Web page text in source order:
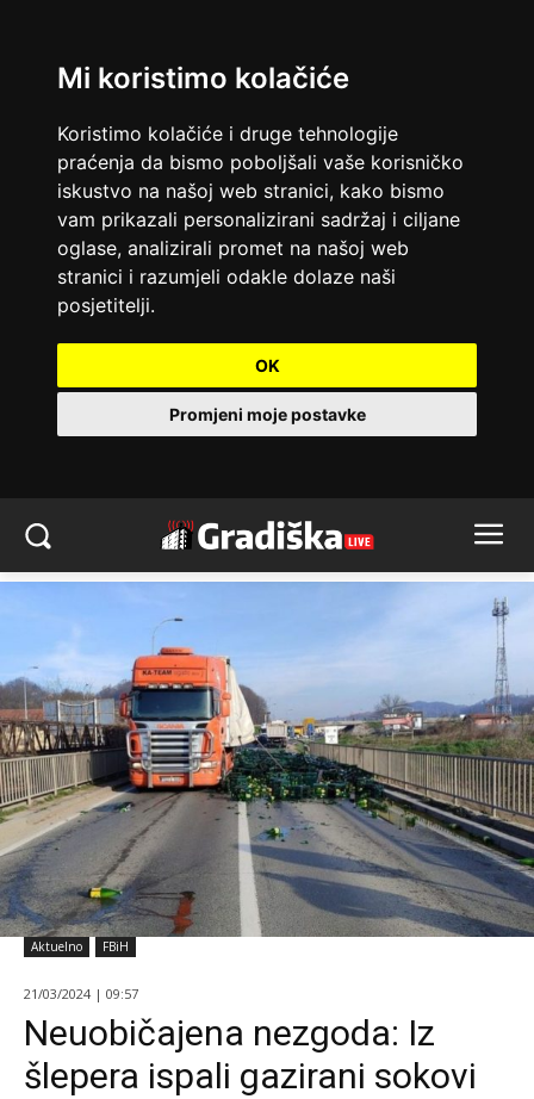
Mi koristimo kolačiće
Koristimo kolačiće i druge tehnologije
praćenja da bismo poboljšali vaše korisničko
iskustvo na našoj web stranici, kako bismo
vam prikazali personalizirani sadržaj i ciljane
oglase, analizirali promet na našoj web
stranici i razumjeli odakle dolaze naši
posjetitelji.
OK
Promjeni moje postavke
Aktuelno FBiH
21/03/2024 | 09:57
Neuobičajena nezgoda: Iz
šlepera ispali gazirani sokovi